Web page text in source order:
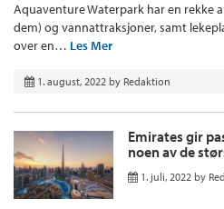
Aquaventure Waterpark har en rekke
dem) og vannattraksjoner, samt
over en… Les Mer
1. august, 2022 by Redaktion
Emirates gir
noen av de
1. juli, 2022 by